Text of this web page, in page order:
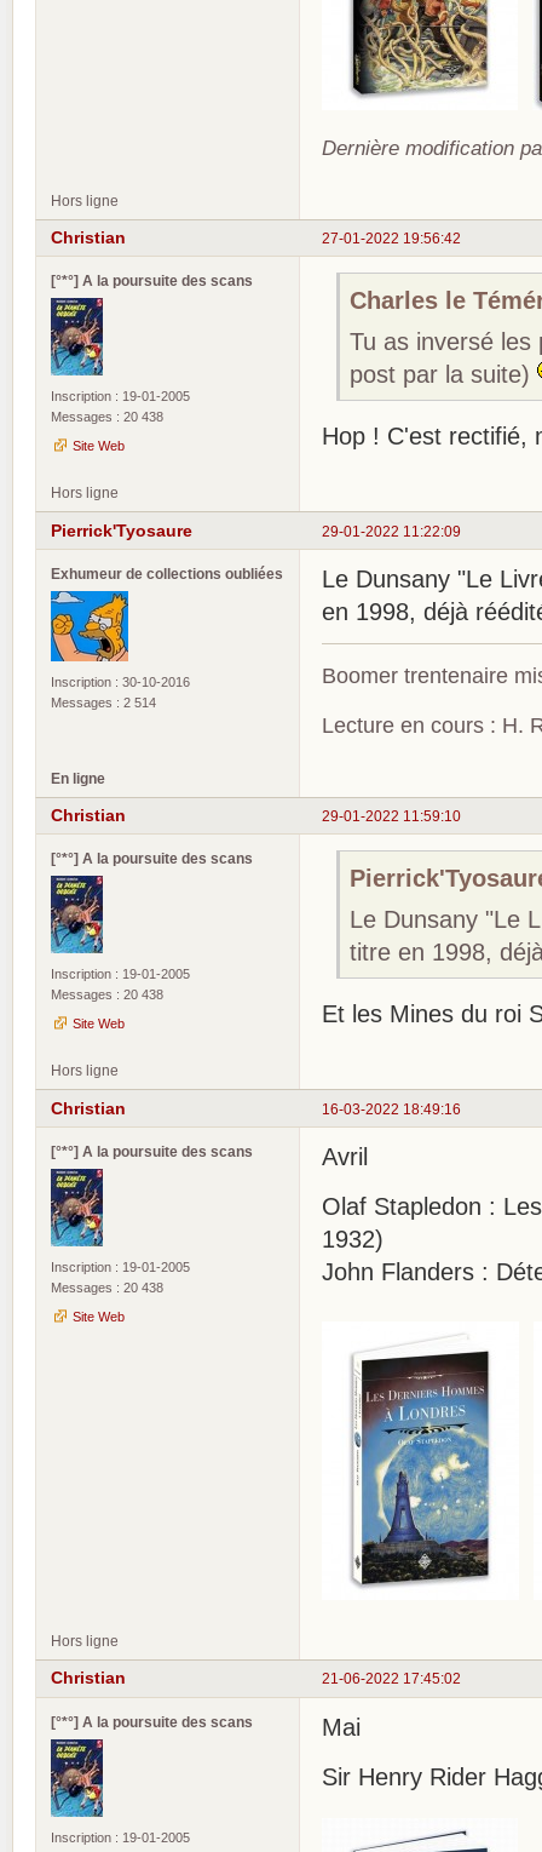
Dernière modification
Hors ligne
27-01-2022 19:56:42
Christian
[°*°] A la poursuite des scans
Inscription : 19-01-2005
Messages : 20 438
Site Web
Charles le
Tu as inversé
post par la suite)
Hop ! C'est rectifié,
Hors ligne
29-01-2022 11:22:09
Pierrick'Tyosaure
Exhumeur de collections oubliées
Inscription : 30-10-2016
Messages : 2 514
Le Dunsany "Le
en 1998, déjà
Boomer trentenaire
Lecture en cours : H.
En ligne
29-01-2022 11:59:10
Christian
[°*°] A la poursuite des scans
Inscription : 19-01-2005
Messages : 20 438
Site Web
Le Dunsany "Le
titre en 1998,
Et les Mines du roi
Hors ligne
16-03-2022 18:49:16
Christian
[°*°] A la poursuite des scans
Inscription : 19-01-2005
Messages : 20 438
Site Web
Avril
Olaf Stapledon :
1932)
John Flanders :
Hors ligne
21-06-2022 17:45:02
Christian
[°*°] A la poursuite des scans
Inscription : 19-01-2005
Mai
Sir Henry Rider